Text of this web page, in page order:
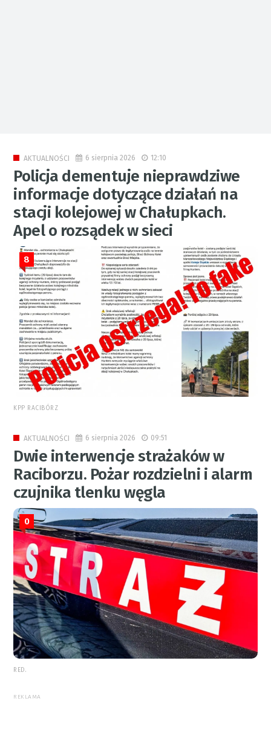
AKTUALNOŚCI 6 sierpnia 2026 12:10
Policja dementuje nieprawdziwe
informacje dotyczące działań na
stacji kolejowej w Chałupkach.
Apel o rozsądek w sieci
8
KPP RACIBÓRZ
AKTUALNOŚCI 6 sierpnia 2026 09:51
Dwie interwencje strażaków w
Raciborzu. Pożar rozdzielni i alarm
czujnika tlenku węgla
0
RED.
REKLAMA